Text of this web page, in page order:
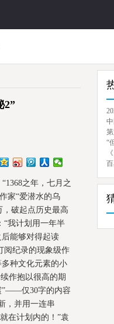
2”
之年，七月之
家“爱潜水的乌
，破起点历史最高
我计划用一年半
能够对得起读
纪录的现象级作
种文化元素的小
作抱以很高的期
”——仅30字的内容
，并用一连串
在计划内的！”袁
“